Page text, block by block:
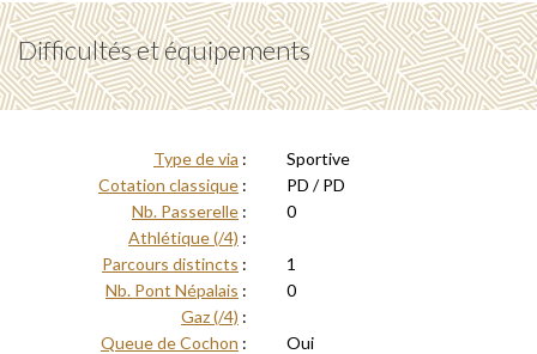
Difficultés et équipements
Type de via :
Sportive
Cotation classique :
PD / PD
Nb. Passerelle :
0
Athlétique (/4) :
Parcours distincts :
1
Nb. Pont Népalais :
0
Gaz (/4) :
Queue de Cochon :
Oui